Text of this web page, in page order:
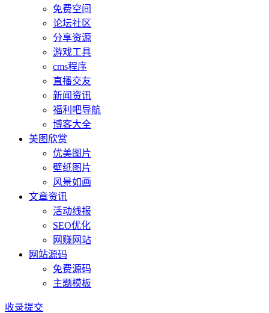
免费空间
论坛社区
分享资源
游戏工具
cms程序
直播交友
新闻资讯
福利吧导航
博客大全
美图欣赏
优美图片
壁纸图片
风景如画
文章资讯
活动线报
SEO优化
网赚网站
网站源码
免费源码
主题模板
收录提交